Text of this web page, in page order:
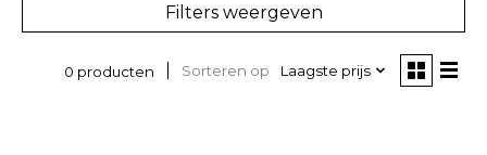
Filters weergeven
0 producten Sorteren op Laagste prijs